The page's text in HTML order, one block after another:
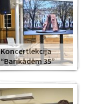
Koncertlekcija
“Barikādēm 35”